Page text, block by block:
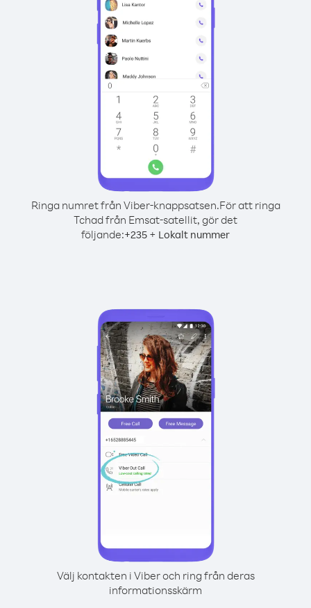
Ringa numret från Viber-knappsatsen.För att ringa
Tchad från Emsat-satellit, gör det
följande:+235 + Lokalt nummer
Välj kontakten i Viber och ring från deras
informationsskärm